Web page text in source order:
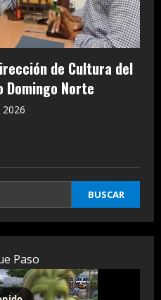
de Cultura del
Domingo Norte
BUSCAR
Paso